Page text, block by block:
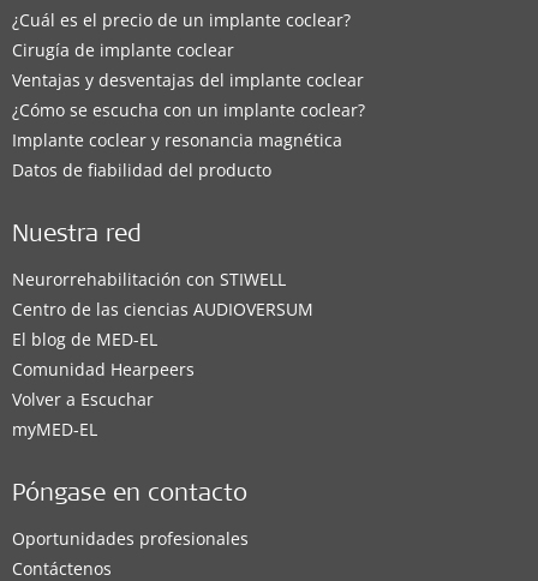
Detalles de contacto
Clinica
Soluciones auditivas compatibles:
BONEBRIDGE,
Detalles de contacto
Clinica
Consultorio Externo - Sanatorio nuestra
¿Cuál es el precio de un implante coclear?
Cirugía de implante coclear
Ventajas y desventajas del implante coclear
¿Cómo se escucha con un implante coclear?
Implante coclear y resonancia magnética
Datos de fiabilidad del producto
Nuestra red
Neurorrehabilitación con STIWELL
Centro de las ciencias AUDIOVERSUM
El blog de MED-EL
Comunidad Hearpeers
Volver a Escuchar
myMED‑EL
Póngase en contacto
Oportunidades profesionales
Contáctenos